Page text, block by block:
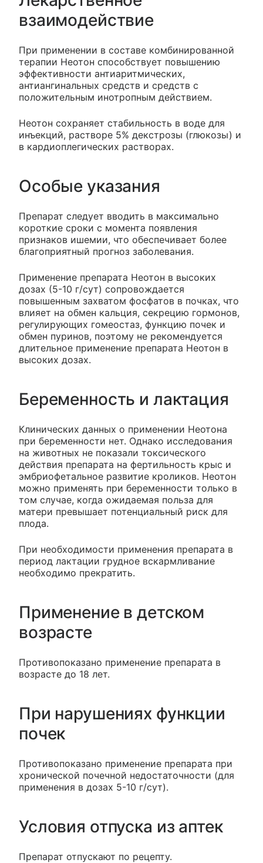
взаимодействие
При применении в составе комбинированной
терапии Неотон способствует повышению
эффективности антиаритмических,
антиангинальных средств и средств с
положительным инотропным действием.
Неотон сохраняет стабильность в воде для
инъекций, растворе 5% декстрозы (глюкозы) и
в кардиоплегических растворах.
Особые указания
Препарат следует вводить в максимально
короткие сроки с момента появления
признаков ишемии, что обеспечивает более
благоприятный прогноз заболевания.
Применение препарата Неотон в высоких
дозах (5-10 г/сут) сопровождается
повышенным захватом фосфатов в почках, что
влияет на обмен кальция, секрецию гормонов,
регулирующих гомеостаз, функцию почек и
обмен пуринов, поэтому не рекомендуется
длительное применение препарата Неотон в
высоких дозах.
Беременность и лактация
Клинических данных о применении Неотона
при беременности нет. Однако исследования
на животных не показали токсического
действия препарата на фертильность крыс и
эмбриофетальное развитие кроликов. Неотон
можно применять при беременности только в
том случае, когда ожидаемая польза для
матери превышает потенциальный риск для
плода.
При необходимости применения препарата в
период лактации грудное вскармливание
необходимо прекратить.
Применение в детском
возрасте
Противопоказано применение препарата в
возрасте до 18 лет.
При нарушениях функции
почек
Противопоказано применение препарата при
хронической почечной недостаточности (для
применения в дозах 5-10 г/сут).
Условия отпуска из аптек
Препарат отпускают по рецепту.